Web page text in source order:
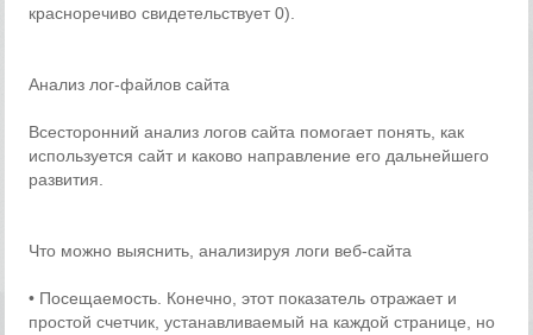
красноречиво свидетельствует 0).
Анализ лог-файлов сайта
Всесторонний анализ логов сайта помогает понять, как
используется сайт и каково направление его дальнейшего
развития.
Что можно выяснить, анализируя логи веб-сайта
• Посещаемость. Конечно, этот показатель отражает и
простой счетчик, устанавливаемый на каждой странице, но